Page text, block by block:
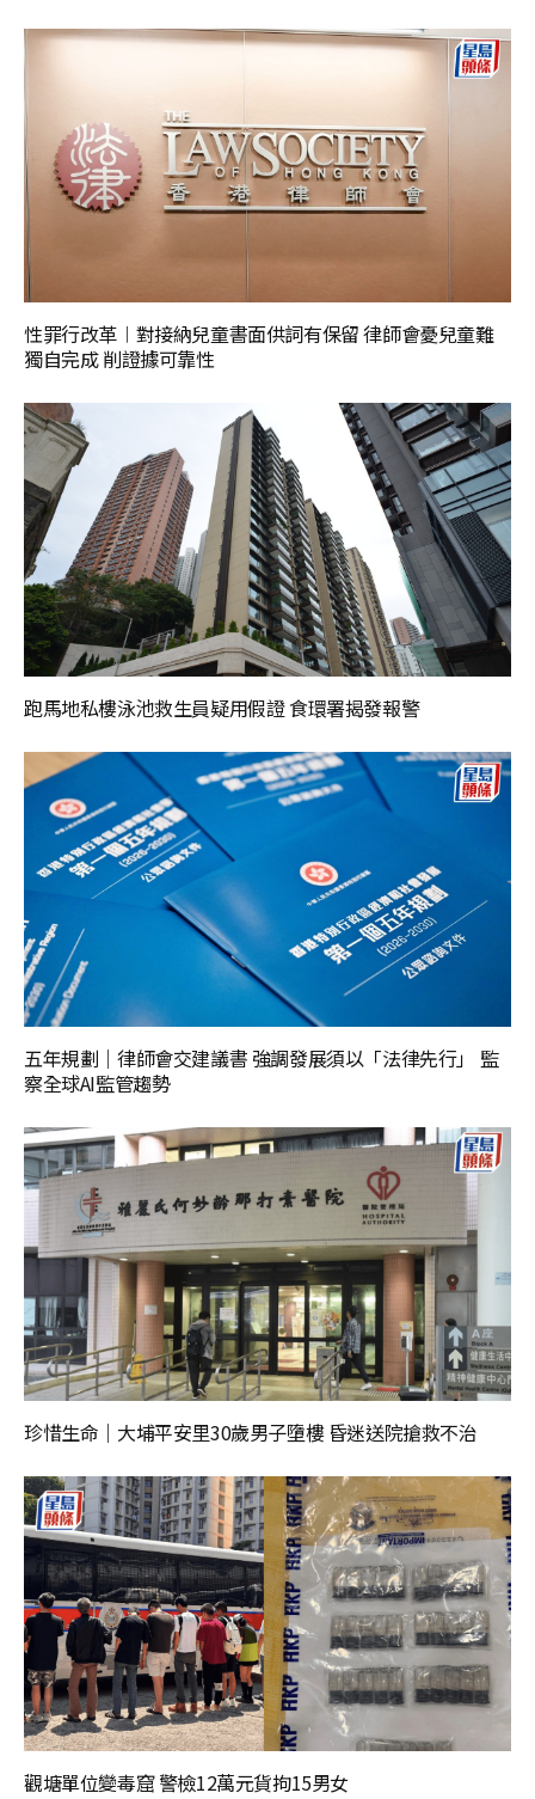
性罪行改革︱對接納兒童書面供詞有保留 律師會憂兒童難
獨自完成 削證據可靠性
跑馬地私樓泳池救生員疑用假證 食環署揭發報警
五年規劃｜律師會交建議書 強調發展須以「法律先行」 監
察全球AI監管趨勢
珍惜生命｜大埔平安里30歲男子墮樓 昏迷送院搶救不治
觀塘單位變毒窟 警檢12萬元貨拘15男女